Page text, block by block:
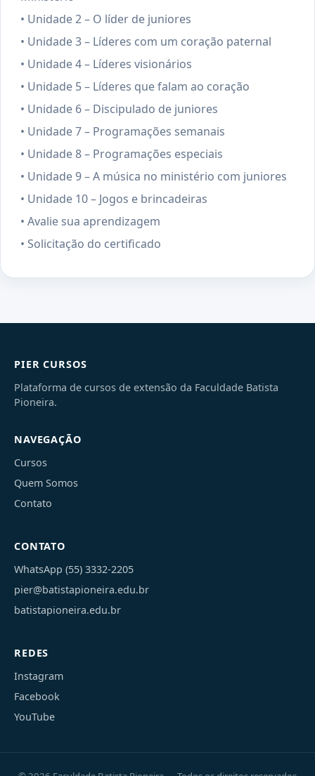
• Unidade 2 – O líder de juniores
• Unidade 3 – Líderes com um coração paternal
• Unidade 4 – Líderes visionários
• Unidade 5 – Líderes que falam ao coração
• Unidade 6 – Discipulado de juniores
• Unidade 7 – Programações semanais
• Unidade 8 – Programações especiais
• Unidade 9 – A música no ministério com juniores
• Unidade 10 – Jogos e brincadeiras
• Avalie sua aprendizagem
• Solicitação do certificado
PIER CURSOS
Plataforma de cursos de extensão da Faculdade Batista
Pioneira.
NAVEGAÇÃO
Cursos
Quem Somos
Contato
CONTATO
WhatsApp (55) 3332-2205
pier@batistapioneira.edu.br
batistapioneira.edu.br
REDES
Instagram
Facebook
YouTube